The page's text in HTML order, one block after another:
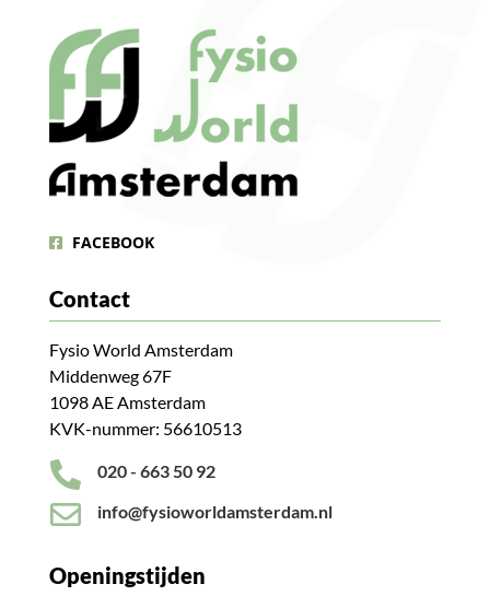
FACEBOOK
Contact
Fysio World Amsterdam
Middenweg 67F
1098 AE Amsterdam
KVK-nummer: 56610513
 020 - 663 50 92
 info@fysioworldamsterdam.nl
Openingstijden